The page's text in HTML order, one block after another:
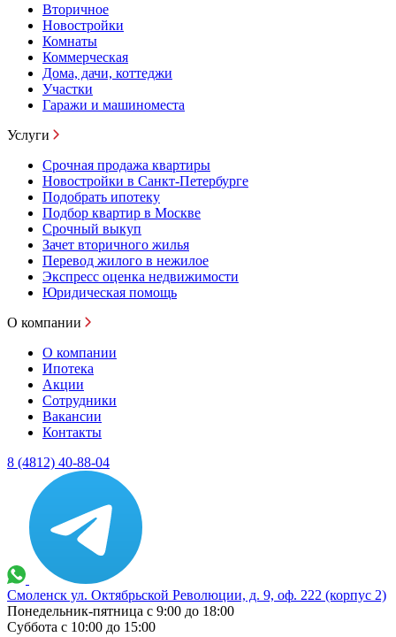
Вторичное
Новостройки
Комнаты
Коммерческая
Дома, дачи, коттеджи
Участки
Гаражи и машиноместа
Услуги
Срочная продажа квартиры
Новостройки в Санкт-Петербурге
Подобрать ипотеку
Подбор квартир в Москве
Срочный выкуп
Зачет вторичного жилья
Перевод жилого в нежилое
Экспресс оценка недвижимости
Юридическая помощь
О компании
О компании
Ипотека
Акции
Сотрудники
Вакансии
Контакты
8 (4812) 40-88-04
Смоленск ул. Октябрьской Революции, д. 9, оф. 222 (корпус 2)
Понедельник-пятница с 9:00 до 18:00
Суббота с 10:00 до 15:00